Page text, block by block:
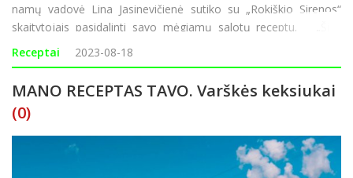
namų vadovė Lina Jasinevičienė sutiko su „Rokiškio Sirenos“
skaitytojais pasidalinti savo mėgiamų salotų receptu. „Šias
salotas gaminu ir šventiniam stalui, ir sav
Receptai 2023-08-18
MANO RECEPTAS TAVO. Varškės keksiukai
(0)